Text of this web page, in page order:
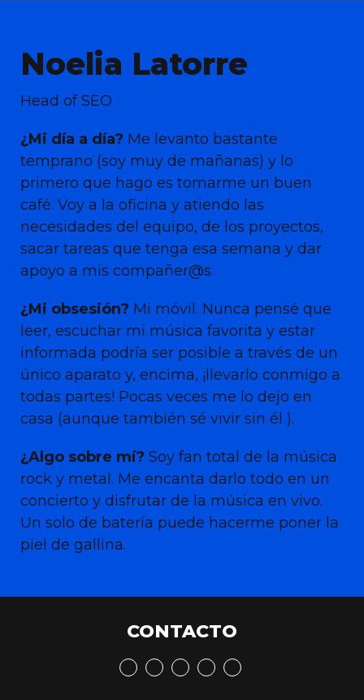
Noelia Latorre
Head of SEO
¿Mi día a día? Me levanto bastante
temprano (soy muy de mañanas) y lo
primero que hago es tomarme un buen
café. Voy a la oficina y atiendo las
necesidades del equipo, de los proyectos,
sacar tareas que tenga esa semana y dar
apoyo a mis compañer@s.
¿Mi obsesión? Mi móvil. Nunca pensé que
leer, escuchar mi música favorita y estar
informada podría ser posible a través de un
único aparato y, encima, ¡llevarlo conmigo a
todas partes! Pocas veces me lo dejo en
casa (aunque también sé vivir sin él ).
¿Algo sobre mí? Soy fan total de la música
rock y metal. Me encanta darlo todo en un
concierto y disfrutar de la música en vivo.
Un solo de batería puede hacerme poner la
piel de gallina.
CONTACTO